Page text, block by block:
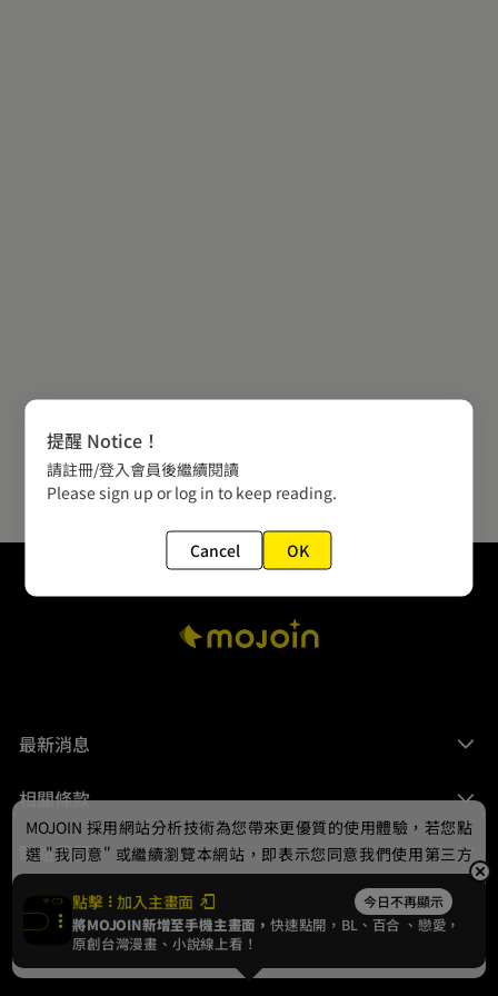
最新消息
相關條款
聯絡我們
© 2024 gamania Digital Entertainment Co., Ltd.
點擊 加入主畫面 今日不再顯示
將MOJOIN新增至手機主畫面，快速點開，BL、 百合 、戀愛，
原創台灣漫畫、小說線上看！
MOJOIN 採用網站分析技術為您帶來更優質的使用體驗，若您點
選 "我同意" 或繼續瀏覽本網站，即表示您同意我們使用第三方
Cookie，欲瞭解更多資訊請見隱私權政策。
我同意
提醒 Notice！
請註冊/登入會員後繼續閱讀
Please sign up or log in to keep reading.
Cancel OK